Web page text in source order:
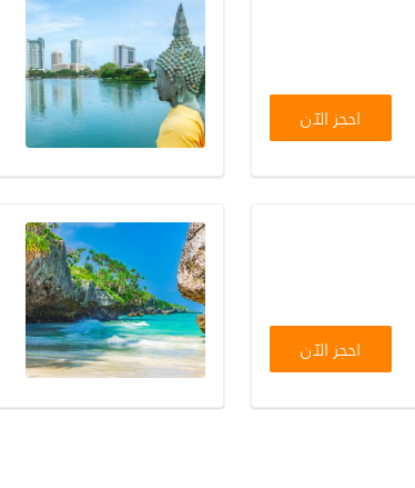
احجز الآن
احجز الآن